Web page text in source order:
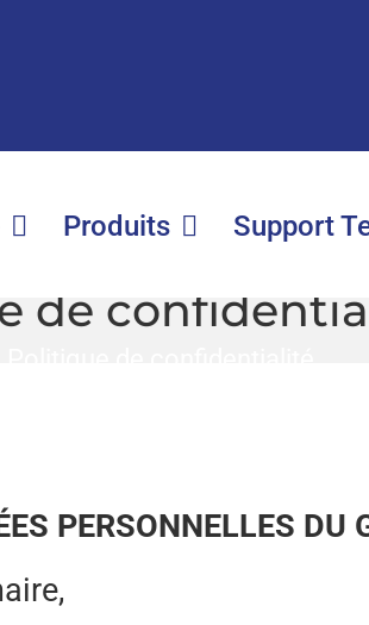
Produits Support
de
PERSONNELLES DU